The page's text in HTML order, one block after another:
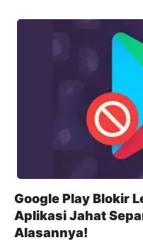
Google Play Blokir
Aplikasi Jahat
Alasannya!